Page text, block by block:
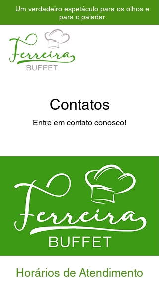
Um verdadeiro espetáculo para os olhos e
para o paladar
Contatos
Entre em contato conosco!
Horários de Atendimento